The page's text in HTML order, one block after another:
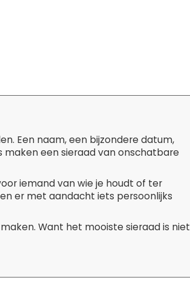
Een naam, een bijzondere datum,
maken een sieraad van onschatbare
iemand van wie je houdt of ter
er met aandacht iets persoonlijks
Want het mooiste sieraad is niet